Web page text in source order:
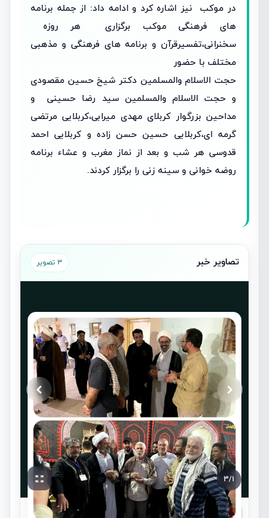
در موکب نیز اشاره کرد و ادامه داد: از جمله برنامه
های فرهنگی موکب برگزاری هر روزه
سخنرانی،تفسیرقرآن و برنامه های فرهنگی و مذهبی
مختلف با حضور
حجت الاسلام والمسلمین دکتر شیخ حسین مقصودی
و حجت الاسلام والمسلمین سید رضا حسینی و
مداحین بزرگوار کربلای مهدی میرابی،کربلایی مرتضی
گرمه ای،کربلایی حسین حسن زاده و کربلایی احمد
قدوسی هر شب و بعد از نماز مغرب و عشاء برنامه
روضه خوانی و سینه زنی را برگزار کردند.
تصاویر خبر 3 تصویر
1
/
3